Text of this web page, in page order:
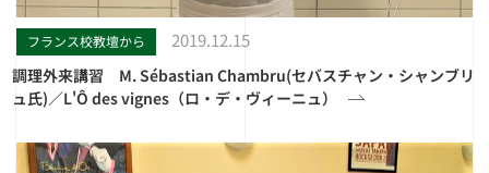
フランス校教壇から 2019.12.15
調理外来講習 M. Sébastian Chambru(セバスチャン・シャンブリ
ュ氏)／L'Ô des vignes（ロ・デ・ヴィーニュ）